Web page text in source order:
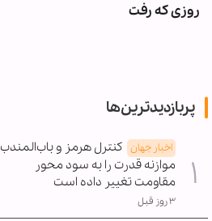
روزی که رفت
پربازدیدترین‌ها
اخبار جهان کنترل هرمز و باب‌المندب
موازنه قدرت را به سود محور
مقاومت تغییر داده است
۳ روز قبل